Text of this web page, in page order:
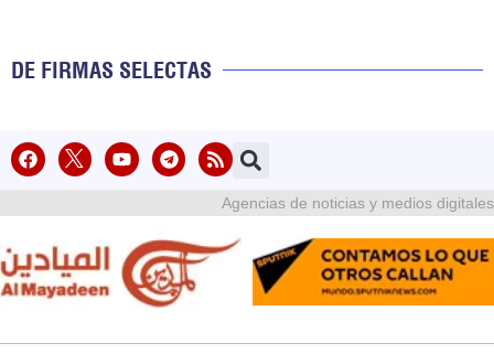
DE FIRMAS SELECTAS
Agencias de noticias y medios digitales